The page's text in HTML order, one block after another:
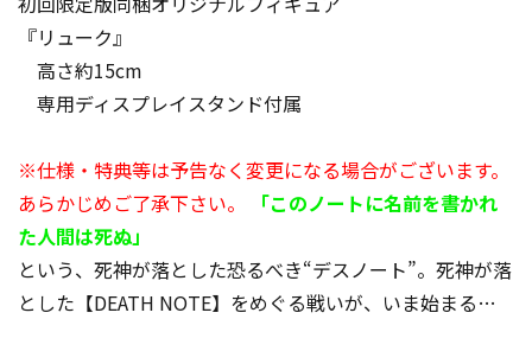
『リューク』
高さ約15cm
専用ディスプレイスタンド付属
※仕様・特典等は予告なく変更になる場合がございます。
あらかじめご了承下さい。
「このノートに名前を書かれ
た人間は死ぬ」
という、死神が落とした恐るべき“デスノート”。死神が落
とした【DEATH NOTE】をめぐる戦いが、いま始まる…